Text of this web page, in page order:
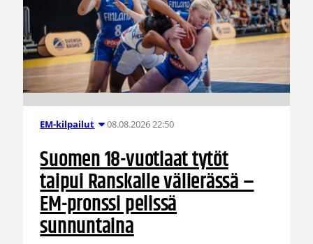
EM-kilpailut 08.08.2026 22:50
Suomen 18-vuotiaat tytöt
taipui Ranskalle välierässä –
EM-pronssi pelissä
sunnuntaina